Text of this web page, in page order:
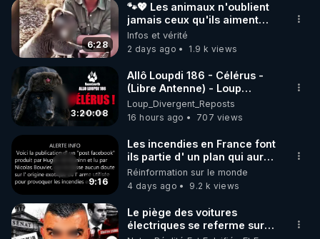
6:28
🐾💖 Les animaux n'oublient
jamais ceux qu'ils aiment…
🥹❤️
Infos et vérité
2 days ago
1.9 k views
3:20:08
Allô Loupdi 186 - Célérus -
(Libre Antenne) - Loup
Divergent 2026.08.06
Loup_Divergent_Reposts
16 hours ago
707 views
9:16
Les incendies en France font
ils partie d' un plan qui aurait
débuté le 11 septembre 2001
?
Réinformation sur le monde
4 days ago
9.2 k views
Le piège des voitures
électriques se referme sur